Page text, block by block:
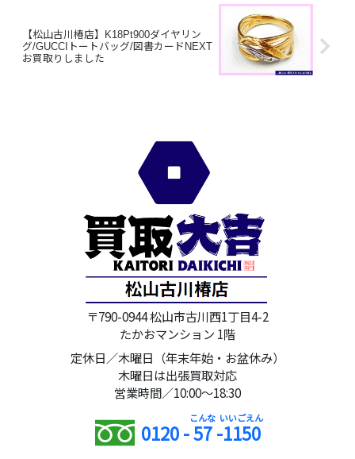
【松山古川椿店】K18Pt900ダイヤリン
グ/GUCCIトートバッグ/図書カードNEXT
お買取りしました
〒790-0944 松山市古川西1丁目4-2
たかおマンション 1階
定休日／木曜日（年末年始・お盆休み）
木曜日は出張買取対応
営業時間／10:00～18:30
0120 -57-1150